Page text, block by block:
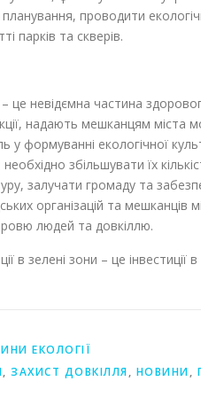
проводити
парків та скверів.
– це невідємна частина
надають мешканцям міста
у формуванні екологічної
збільшувати їх
залучати громаду та
організацій та
людей та довкіллю.
в зелені зони – це
ЕКОЛОГІЇ
, ЗАХИСТ ДОВКІЛЛЯ, НОВИНИ,